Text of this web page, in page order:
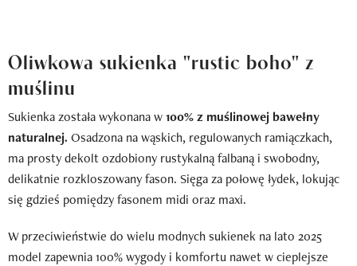
Oliwkowa sukienka "rustic boho" z
muślinu
Sukienka została wykonana w100% z muślinowej bawełny
naturalnej. Osadzona na wąskich, regulowanych ramiączkach,
ma prosty dekolt ozdobiony rustykalną falbaną i swobodny,
delikatnie rozkloszowany fason. Sięga za połowę łydek, lokując
się gdzieś pomiędzy fasonem midi oraz maxi.
W przeciwieństwie do wielu modnych sukienek na lato 2025
model zapewnia 100% wygody i komfortu nawet w cieplejsze